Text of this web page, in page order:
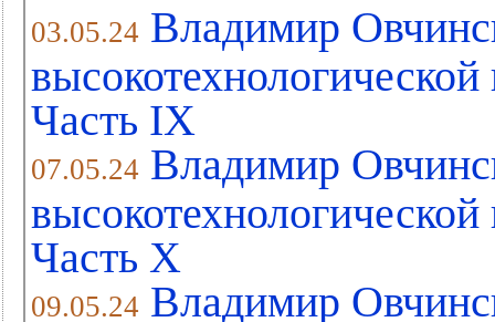
03.05.24 Владимир
Часть IX
07.05.24 Владимир
Часть Х
09.05.24 Владимир